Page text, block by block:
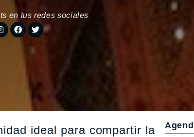
en tus redes sociales
ideal para compartir la